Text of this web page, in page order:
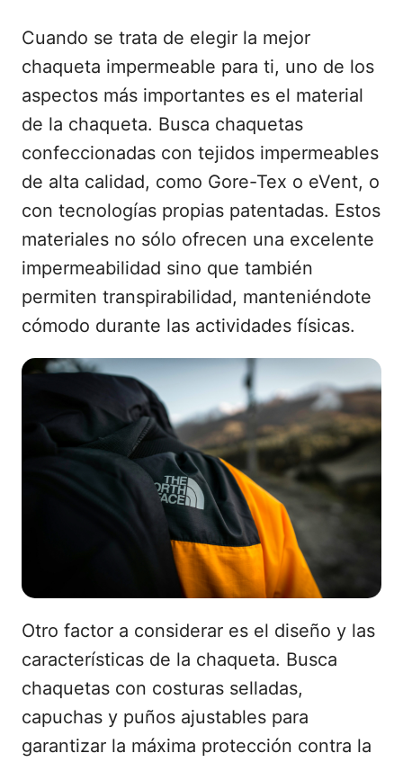
Cuando se trata de elegir la mejor
chaqueta impermeable para ti, uno de los
aspectos más importantes es el material
de la chaqueta. Busca chaquetas
confeccionadas con tejidos impermeables
de alta calidad, como Gore-Tex o eVent, o
con tecnologías propias patentadas. Estos
materiales no sólo ofrecen una excelente
impermeabilidad sino que también
permiten transpirabilidad, manteniéndote
cómodo durante las actividades físicas.
Otro factor a considerar es el diseño y las
características de la chaqueta. Busca
chaquetas con costuras selladas,
capuchas y puños ajustables para
garantizar la máxima protección contra la